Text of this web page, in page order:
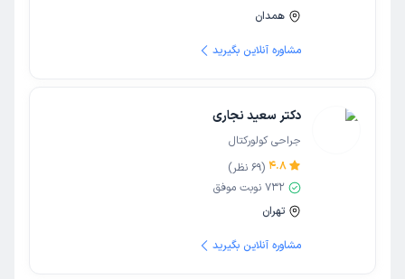
همدان
مشاوره آنلاین بگیرید
دکتر سعید نجاری
جراحی کولورکتال
4.8
(
69 نظر)
732 نوبت موفق
تهران
مشاوره آنلاین بگیرید